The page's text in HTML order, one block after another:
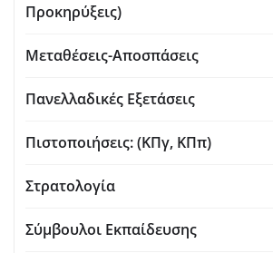
Προκηρύξεις)
Μεταθέσεις-Αποσπάσεις
Πανελλαδικές Εξετάσεις
Πιστοποιήσεις: (ΚΠγ, ΚΠπ)
Στρατολογία
Σύμβουλοι Εκπαίδευσης